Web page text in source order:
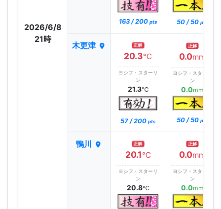
2026/6/8
21時
163 / 200 pts 50 / 50 pts
木更津 正解
20.3℃
ヨシフ・スターリ
ン
21.3℃
57 / 200 pts
正解
0.0mm
ヨシフ・スターリ
ン
0.0mm
50 / 50 pts
鴨川 正解
20.1℃
ヨシフ・スターリ
ン
20.8℃
正解
0.0mm
ヨシフ・スターリ
ン
0.0mm